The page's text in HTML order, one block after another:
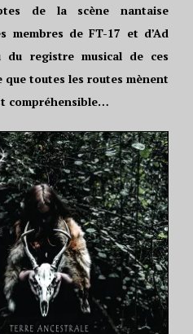
de la scène nantaise
membres de FT-17 et d’Ad
du registre musical de ces
toutes les routes mènent
compréhensible…